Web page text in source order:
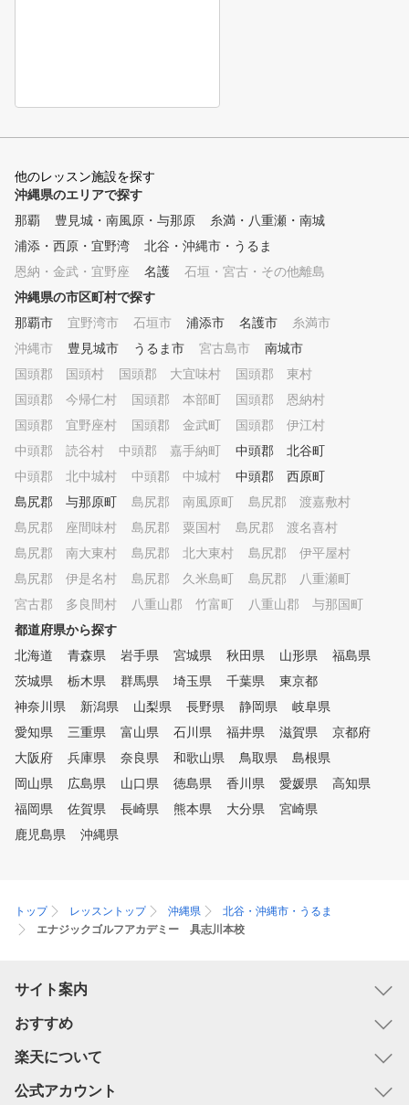
他のレッスン施設を探す
沖縄県のエリアで探す
那覇
豊見城・南風原・与那原
糸満・八重瀬・南城
浦添・西原・宜野湾
北谷・沖縄市・うるま
恩納・金武・宜野座
名護
石垣・宮古・その他離島
沖縄県の市区町村で探す
那覇市
宜野湾市 石垣市 浦添市 名護市
糸満市
沖縄市
豊見城市 うるま市 宮古島市
南城市
国頭郡 国頭村
国頭郡 大宜味村
国頭郡 東村
国頭郡 今帰仁村
国頭郡 本部町
国頭郡 恩納村
国頭郡 宜野座村
国頭郡 金武町
国頭郡 伊江村
中頭郡 読谷村
中頭郡 嘉手納町
中頭郡 北谷町
中頭郡 北中城村
中頭郡 中城村
中頭郡 西原町
島尻郡 与那原町
島尻郡 南風原町
島尻郡 渡嘉敷村
島尻郡 座間味村
島尻郡 粟国村
島尻郡 渡名喜村
島尻郡 南大東村
島尻郡 北大東村
島尻郡 伊平屋村
島尻郡 伊是名村
島尻郡 久米島町
島尻郡 八重瀬町
宮古郡 多良間村
八重山郡 竹富町
八重山郡 与那国町
都道府県から探す
北海道
青森県 岩手県 宮城県 秋田県 山形県
福島県
茨城県
栃木県 群馬県 埼玉県 千葉県
東京都
神奈川県
新潟県 山梨県 長野県 静岡県
岐阜県
愛知県
三重県 富山県 石川県 福井県 滋賀県
京都府
大阪府
兵庫県 奈良県 和歌山県 鳥取県
島根県
岡山県
広島県 山口県 徳島県 香川県 愛媛県
高知県
福岡県
佐賀県 長崎県 熊本県 大分県
宮崎県
鹿児島県
沖縄県
トップ レッスントップ 沖縄県
北谷・沖縄市・うるま
エナジックゴルフアカデミー 具志川本校
サイト案内
おすすめ
楽天について
公式アカウント